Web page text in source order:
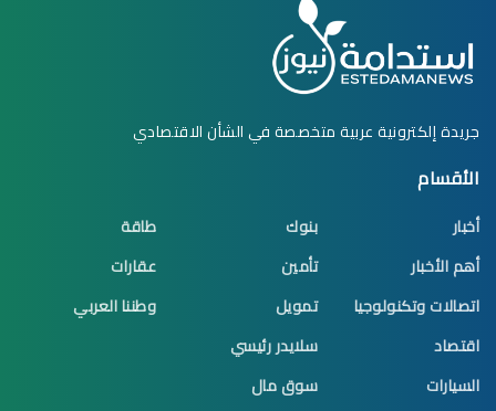
جريدة إلكترونية عربية متخصصة في الشأن الاقتصادي
الأقسام
أخبار
أهم الأخبار
اتصالات وتكنولوجيا
اقتصاد
السيارات
بنوك
تأمين
تمويل
سلايدر رئيسي
سوق مال
طاقة
عقارات
وطننا العربي